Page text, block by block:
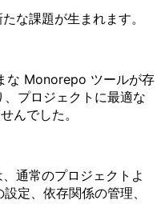
な課題が生まれます。
な Monorepo ツールが存
プロジェクトに最適な
んでした。
通常のプロジェクトよ
定、依存関係の管理、